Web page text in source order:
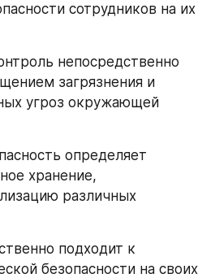
сотрудников на их
непосредственно
загрязнения и
угроз окружающей
определяет
хранение,
различных
подходит к
безопасности на своих